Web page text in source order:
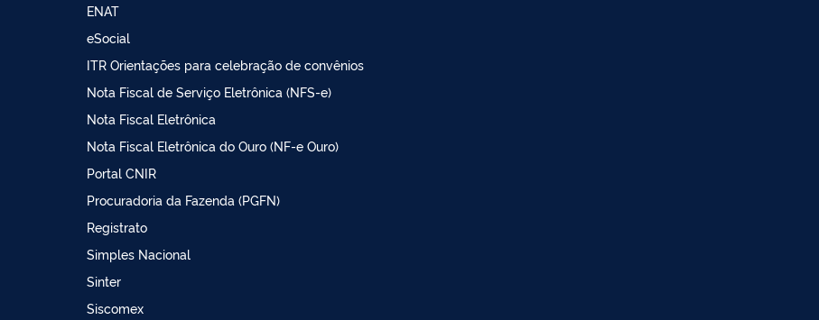
ENAT
eSocial
ITR Orientações para celebração de convênios
Nota Fiscal de Serviço Eletrônica (NFS-e)
Nota Fiscal Eletrônica
Nota Fiscal Eletrônica do Ouro (NF-e Ouro)
Portal CNIR
Procuradoria da Fazenda (PGFN)
Registrato
Simples Nacional
Sinter
Siscomex